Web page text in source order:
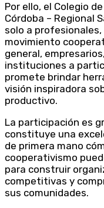
Por ello, el Colegio
Córdoba – Regional
solo a
movimiento
general,
instituciones a
promete brindar
visión inspiradora
productivo.
La participación es
constituye una
de primera mano
cooperativismo
para construir
competitivas y
sus comunidades.